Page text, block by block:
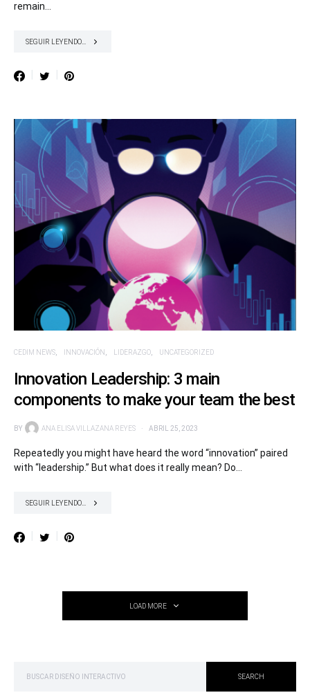
remain…
SEGUIR LEYENDO...
CEDIM NEWS INNOVACIÓN LIDERAZGO UNCATEGORIZED
Innovation Leadership: 3 main
components to make your team the best
BY ANA ELISA VILLAZANA REYES ABRIL 25, 2023
Repeatedly you might have heard the word “innovation” paired
with “leadership.” But what does it really mean? Do…
SEGUIR LEYENDO...
LOAD MORE
SEARCH